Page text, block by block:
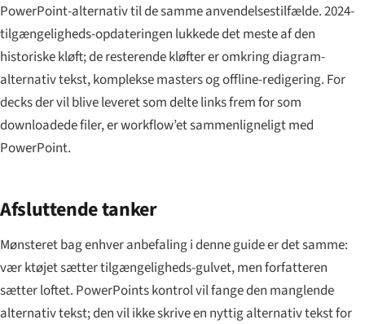
PowerPoint-alternativ til de samme anvendelsestilfælde. 2024-
tilgængeligheds-opdateringen lukkede det meste af den
historiske kløft; de resterende kløfter er omkring diagram-
alternativ tekst, komplekse masters og offline-redigering. For
decks der vil blive leveret som delte links frem for som
downloadede filer, er workflow’et sammenligneligt med
PowerPoint.
Afsluttende tanker
Mønsteret bag enhver anbefaling i denne guide er det samme:
vær ktøjet sætter tilgængeligheds-gulvet, men forfatteren
sætter loftet. PowerPoints kontrol vil fange den manglende
alternativ tekst; den vil ikke skrive en nyttig alternativ tekst for